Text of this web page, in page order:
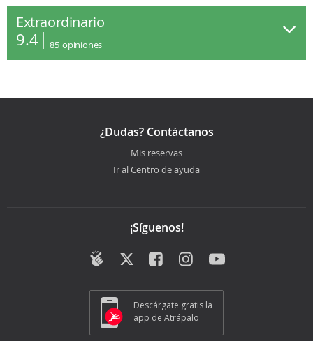
Extraordinario
9.4 85 opiniones
¿Dudas? Contáctanos
Mis reservas
Ir al Centro de ayuda
¡Síguenos!
Descárgate gratis la
app de Atrápalo